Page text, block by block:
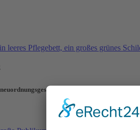
zu verhindern